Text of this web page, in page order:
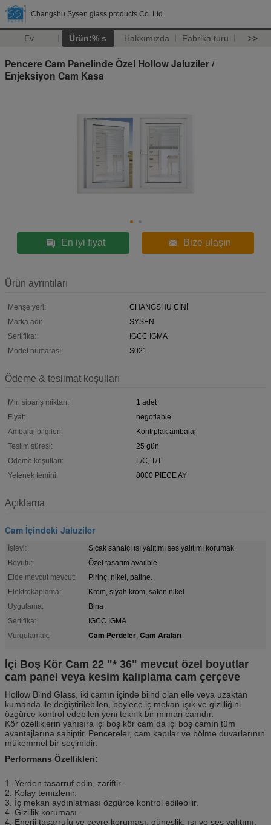
Changshu Sysen glass products Co. Ltd.
Ev Ürün:% s Hakkımızda Fabrika turu >>
Pencere Cam Panelinde Özel Hollow Jaluziler /
Enjeksiyon Cam Kasa
En iyi fiyat Bize ulaşın
Ürün ayrıntıları
Menşe yeri:
CHANGSHU ÇİNİ
Marka adı:
SYSEN
Sertifika:
IGCC IGMA
Model numarası:
S021
Ödeme & teslimat koşulları
Min sipariş miktarı:
1 adet
Fiyat:
negotiable
Ambalaj bilgileri:
Kontrplak ambalaj
Teslim süresi:
25 gün
Ödeme koşulları:
L/C, T/T
Yetenek temini:
8000 PIECE AY
Açıklama
Cam İçindeki Jaluziler
İşlevi:
Sıcak sanatçı ısı yalıtımı ses yalıtımı korumak
Boyutu:
Özel tasarım availble
Elde mevcut mevcut:
Pirinç, nikel, patine.
Elektrokaplama:
Krom, siyah krom, saten nikel
Uygulama:
Bina
Sertifika:
IGCC IGMA
Vurgulamak:
Cam Perdeler, Cam Araları
İçi Boş Kör Cam 22 "* 36" mevcut özel boyutlar
cam panel veya kesim kalıplama cam çerçeve
Hollow Blind Glass, iki camın içinde bilnd olan elle veya uzaktan
kumanda ile değiştirilebilen, böylece iç mekan ışık ve gizliliğini
özgürce kontrol edebilen yeni teknik bir mimari camdır.
Kör özelliklerin yanısıra içi boş kör cam da içi boş camın tüm
avantajlarına sahiptir. Pencereler, cam kapılar ve bölme duvarlarının
mükemmel bir seçimidir.
Performans Özellikleri:
1. Yerden tasarruf edin, zariftir.
2. Kolay temizlenir.
3. İç mekan aydınlatması özgürce kontrol edilebilir.
4. Gizlilik koruması.
4. Enerji tasarrufu ve çevre koruması: güneşlik, ısı ve ses yalıtımı.